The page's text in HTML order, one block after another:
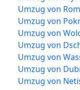
Umzug von
Umzug von
Umzug von
Umzug von
Umzug von
Umzug von
Umzug von